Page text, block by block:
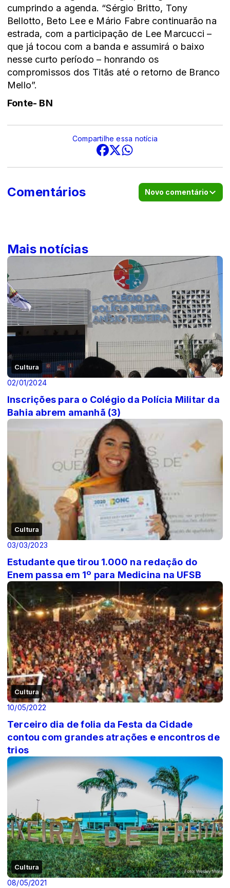
cumprindo a agenda. “Sérgio Britto, Tony
Bellotto, Beto Lee e Mário Fabre continuarão na
estrada, com a participação de Lee Marcucci –
que já tocou com a banda e assumirá o baixo
nesse curto período – honrando os
compromissos dos Titãs até o retorno de Branco
Mello”.
Fonte- BN
Compartilhe essa notícia
Comentários Novo comentário
Mais notícias
Cultura
02/01/2024
Inscrições para o Colégio da Polícia Militar da
Bahia abrem amanhã (3)
Cultura
03/03/2023
Estudante que tirou 1.000 na redação do
Enem passa em 1º para Medicina na UFSB
Cultura
10/05/2022
Terceiro dia de folia da Festa da Cidade
contou com grandes atrações e encontros de
trios
Cultura
08/05/2021